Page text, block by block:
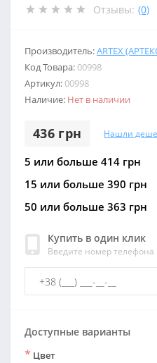
Отзывы: (0)
Производитель:ARTEX
Код Товара:00998
Артикул:00998
Наличие: Нет в наличии
436 грн Нашли
5 или больше 414 грн
15 или больше 390 грн
50 или больше 363 грн
Купить в один клик
Введите номер
Доступные варианты
* Цвет